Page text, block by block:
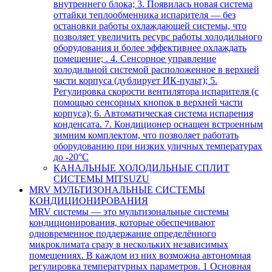
внутреннего блока; 3. Появилась новая система
оттайки теплообменника испарителя — без
остановки работы охлаждающей системы, что
позволяет увеличить ресурс работы холодильного
оборудования и более эффективнее охлаждать
помещение; . 4. Сенсорное управление
холодильной системой расположенное в верхней
части корпуса (дублирует ИК-пульт); 5.
Регулировка скорости вентилятора испарителя (с
помощью сенсорных кнопок в верхней части
корпуса); 6. Автоматическая система испарения
конденсата. 7. Кондиционер оснащен встроенным
зимним комплектом, что позволяет работать
оборудованию при низких уличных температурах
до -20°С
КАНАЛЬНЫЕ ХОЛОДИЛЬНЫЕ СПЛИТ
СИСТЕМЫ MITSUZU
MRV МУЛЬТИЗОНАЛЬНЫЕ СИСТЕМЫ
КОНДИЦИОНИРОВАНИЯ
MRV системы — это мультизональные системы
кондиционирования, которые обеспечивают
одновременное поддержание определённого
микроклимата сразу в нескольких независимых
помещениях. В каждом из них возможна автономная
регулировка температурных параметров. 1 Основная